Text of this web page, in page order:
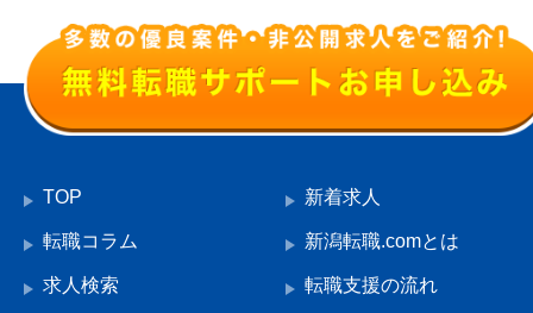
TOP 新着求人
転職コラム 新潟転職.comとは
求人検索 転職支援の流れ